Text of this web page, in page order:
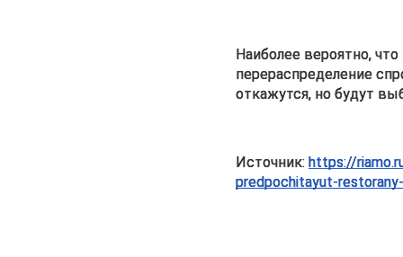
Наиболее вероятно,
перераспределение
откажутся, но будут
Источник: https://
predpochitayut-